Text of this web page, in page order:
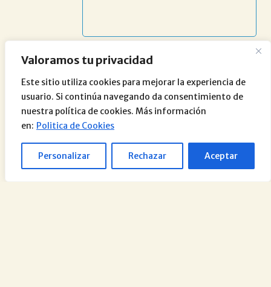
Valoramos tu privacidad
Este sitio utiliza cookies para mejorar la experiencia de
usuario. Si continúa navegando da consentimiento de
nuestra política de cookies. Más información
en: Politica de Cookies
Personalizar Rechazar Aceptar